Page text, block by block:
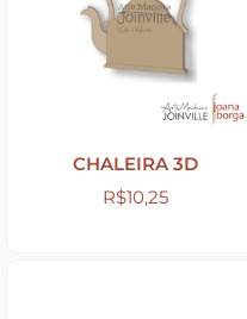
Religiosos – Zen –
Amor – Love – Coração
Farmácia –
CHALEIRA 3D
R$10,25